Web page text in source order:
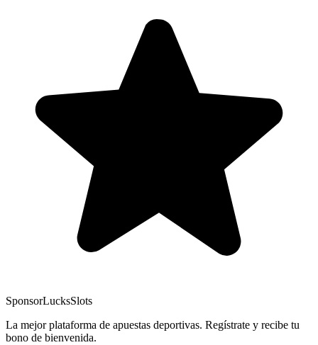
SponsorLucksSlots
La mejor plataforma de apuestas deportivas. Regístrate y recibe tu
bono de bienvenida.